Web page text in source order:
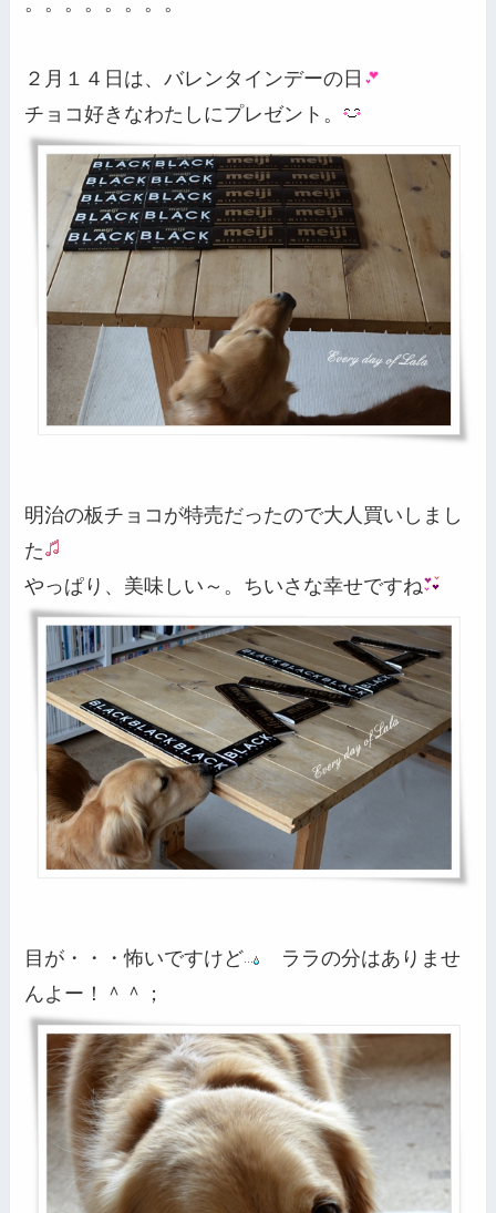
２月１４日は、バレンタインデーの日
チョコ好きなわたしにプレゼント。
明治の板チョコが特売だったので大人買いしまし
た
やっぱり、美味しい～。ちいさな幸せですね
目が・・・怖いですけど
ララの分はありませ
んよー！＾＾；